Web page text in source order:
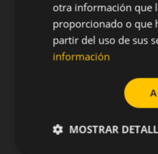
Navegación
otra información que
proporcionado o que
partir del uso de sus
información
MOSTRAR